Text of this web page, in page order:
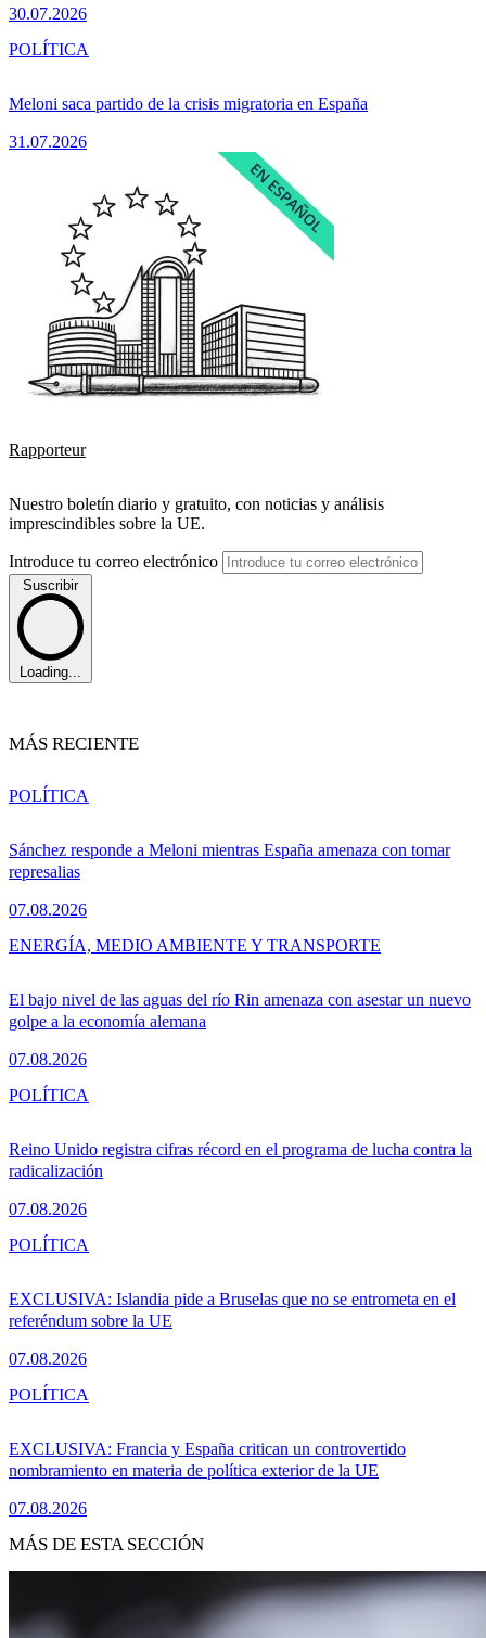
30.07.2026
Meloni saca partido de la crisis migratoria en España
31.07.2026
POLÍTICA
Rapporteur
Nuestro boletín diario y gratuito, con noticias y análisis
imprescindibles sobre la UE.
Introduce tu correo electrónico
Suscribir
Loading...
MÁS RECIENTE
Sánchez responde a Meloni mientras España amenaza con tomar
represalias
07.08.2026
POLÍTICA
El bajo nivel de las aguas del río Rin amenaza con asestar un nuevo
golpe a la economía alemana
07.08.2026
ENERGÍA, MEDIO AMBIENTE Y TRANSPORTE
Reino Unido registra cifras récord en el programa de lucha contra la
radicalización
07.08.2026
POLÍTICA
EXCLUSIVA: Islandia pide a Bruselas que no se entrometa en el
referéndum sobre la UE
07.08.2026
POLÍTICA
EXCLUSIVA: Francia y España critican un controvertido
nombramiento en materia de política exterior de la UE
07.08.2026
POLÍTICA
MÁS DE ESTA SECCIÓN